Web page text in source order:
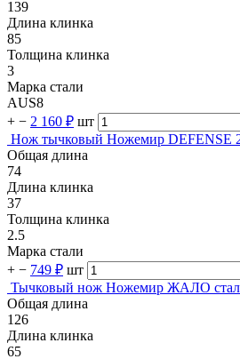
139
Длина клинка
85
Толщина клинка
3
Марка стали
AUS8
+ − 2 160 ₽ шт
Нож тычковый Ножемир DEFENSE
Общая длина
74
Длина клинка
37
Толщина клинка
2.5
Марка стали
+ − 749 ₽ шт
Тычковый нож Ножемир ЖАЛО
Общая длина
126
Длина клинка
65